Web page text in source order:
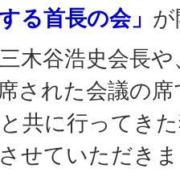
る首長の会」
木谷浩史会長
された会議の
共に行ってき
せていただき